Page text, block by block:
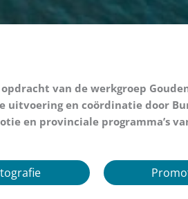
van de werkgroep
uitvoering en coördinatie door
en provinciale programma’s